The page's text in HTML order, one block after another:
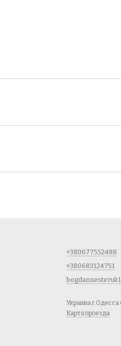
+380677552488
+380683124751
Украина г.Одесса
Карта проезда